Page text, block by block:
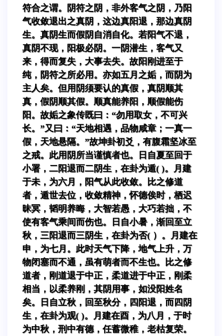
符合之谓。阴符之阴，非外客气之阴，乃阳
气收敛退出之真阴，这边真阳退，那边真阴
生。真阴生而假阴自消自化。若阳气不退，
真阴不现，阳极必阴。一阴潜生，客气又
来，得而复失，大事去失。故阳刚进至于
纯，阴符之所必用。亦如五月之姤，而阴为
主人矣。但用阴须要认的真假，真阴顺其
真，假阴顺其假。顺真能养阳，顺假能伤
阳。故姤之象传既曰：“勿用取女，不可兴
长。”又曰：“天地相遇，品物咸章；一真一
假，天地悬隔。”故坤卦初爻，有腹霜坚冰至
之戒。此用阴所当谨慎者也。日自夏至回于
小署，二阳退而二阴生，在卦为遁( )。月建
于未，为六月，阳气从此收敛。比之修道
者，遁世去位，收敛精神，怀德俟时，栖迟
昧冥，韬明养晦，大智若愚，大巧若拙，不
使有客气乘间而伤也。日自小暑，渐回至立
秋，三阳退而三阴生，在卦为否( ）。月建在
申，为七月。此时天气下降，地气上升，万
物闭塞而不通，虽有萌者而不生也。比之修
道者，刚道退于中正，柔道进于中正，刚柔
相当，以柔养刚，其阴用事，如没阳姓名
矣。日自立秋，回至秋分，四阳退，而四阴
生，在卦为观( )。月建在酉，为八月，于时
为中秋，刑中有德，任蓄微稚，老枯复荣。